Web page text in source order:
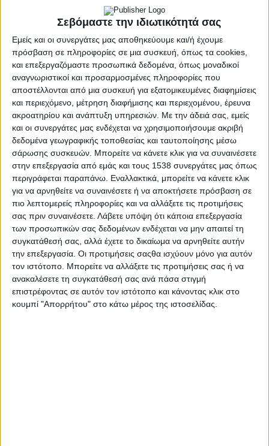
Σεβόμαστε την ιδιωτικότητά σας
Εμείς και οι συνεργάτες μας αποθηκεύουμε και/ή έχουμε
πρόσβαση σε πληροφορίες σε μια συσκευή, όπως τα cookies,
και επεξεργαζόμαστε προσωπικά δεδομένα, όπως μοναδικοί
αναγνωριστικοί και προσαρμοσμένες πληροφορίες που
αποστέλλονται από μια συσκευή για εξατομικευμένες διαφημίσεις
και περιεχόμενο, μέτρηση διαφήμισης και περιεχομένου, έρευνα
ακροατηρίου και ανάπτυξη υπηρεσιών. Με την άδειά σας, εμείς
και οι συνεργάτες μας ενδέχεται να χρησιμοποιήσουμε ακριβή
δεδομένα γεωγραφικής τοποθεσίας και ταυτοποίησης μέσω
σάρωσης συσκευών. Μπορείτε να κάνετε κλικ για να συναινέσετε
στην επεξεργασία από εμάς και τους 1538 συνεργάτες μας όπως
περιγράφεται παραπάνω. Εναλλακτικά, μπορείτε να κάνετε κλικ
για να αρνηθείτε να συναινέσετε ή να αποκτήσετε πρόσβαση σε
πιο λεπτομερείς πληροφορίες και να αλλάξετε τις προτιμήσεις
σας πριν συναινέσετε. Λάβετε υπόψη ότι κάποια επεξεργασία
των προσωπικών σας δεδομένων ενδέχεται να μην απαιτεί τη
συγκατάθεσή σας, αλλά έχετε το δικαίωμα να αρνηθείτε αυτήν
την επεξεργασία. Οι προτιμήσεις σαςθα ισχύουν μόνο για αυτόν
τον ιστότοπο. Μπορείτε να αλλάξετε τις προτιμήσεις σας ή να
ανακαλέσετε τη συγκατάθεσή σας ανά πάσα στιγμή
επιστρέφοντας σε αυτόν τον ιστότοπο και κάνοντας κλικ στο
κουμπί "Απορρήτου" στο κάτω μέρος της ιστοσελίδας.
δικομματισμό (84% τα δύο πρώτα κόμματα και 11%
το ΚΚΕ) δεν έμεινε περιθώριο για άλλες δυνάμεις.
Το ΠΑΣΟΚ ζητούσε λοιπόν την επανεκλογή του,
παρουσιάζοντας μιαν ειδυλλιακή εικόνα της
πρώτης τετραετίας με αφίσες σαν κι αυτή με το
κοριτσάκι, που έμεινε στις μνήμες. Η Νέα
Δημοκρατία, με αρχηγό πλέον τον Κωνσταντίνο
Μητσοτάκη, προσπαθούσε να ξαναβρεί τα
πατήματά της. Είχε στόχο την ανατροπή, αλλά
ήξερε πως δεν θα το πετύχει. Θυμάμαι ένα τρικάκι
που είχε κυκλοφορήσει τότε η ΝΔ, με γλωσσικό
ενδιαφέρον. Έγραφε: 31 Μάη, 1 Ιούνη, 2 Ιούνη, 3
Ιουνίου –δηλαδή ότι θα νικούσαν στις «2 Ιούνη» και
θα αποκαθιστούσαν τον «κανονικό» τύπο της
ημερομηνίας που τον είχαν αλλοιώσει οι
μαλλιαρομαρξιστές του ΠΑΣΟΚ. Το ΚΚΕ επιδίωκε
να ενισχύσει τις θέσεις του και το ΚΚΕ εσωτ. είχε
στόχο να επιστρέψει στη Βουλή.